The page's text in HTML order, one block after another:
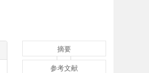
摘要
参考文献